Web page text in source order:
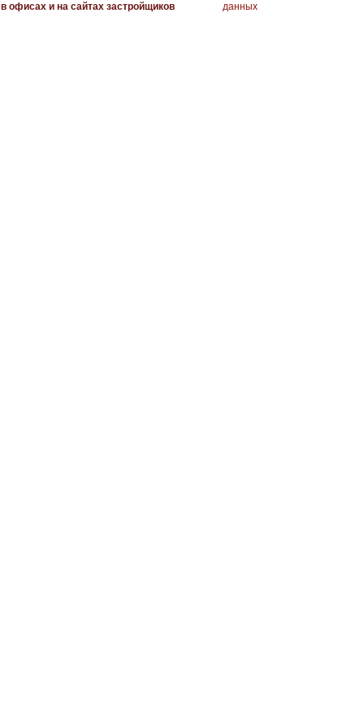
в офисах и на сайтах застройщиков данных